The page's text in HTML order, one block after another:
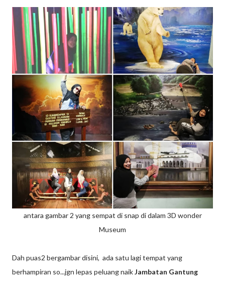
antara gambar 2 yang sempat di snap di dalam 3D wonder
Museum
Dah puas2 bergambar disini, ada satu lagi tempat yang
berhampiran so...jgn lepas peluang naikJambatan Gantung